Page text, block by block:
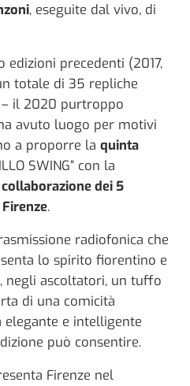
, eseguite dal vivo, di
edizioni precedenti (2017,
totale di 35 repliche
il 2020 purtroppo
avuto luogo per motivi
a proporre la quinta
SWING” con la
dei 5
.
radiofonica che
lo spirito fiorentino e
negli ascoltatori, un tuffo
di una comicità
e intelligente
può consentire.
Firenze nel